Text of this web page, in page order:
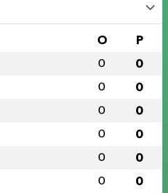
O P
0 0
0 0
0 0
0 0
0 0
0 0